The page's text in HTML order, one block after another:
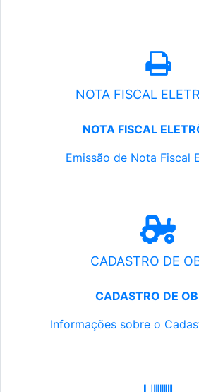
NOTA FISCAL
NOTA FISCAL
Emissão de Nota Fiscal
CADASTRO DE
CADASTRO DE
Informações sobre o